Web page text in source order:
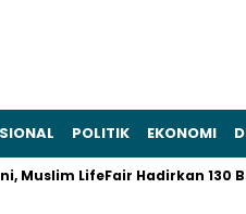
POLITIK EKONOMI
LifeFair Hadirkan 130